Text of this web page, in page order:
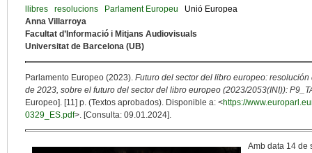
llibres resolucions Parlament Europeu
Unió Europea
Anna Villarroya
Facultat d’Informació i Mitjans Audiovisuals
Universitat de Barcelona (UB)
Parlamento Europeo (2023). Futuro del sector del libro europeo:
de 2023, sobre el futuro del sector del libro europeo (2023/2053(INI)):
Europeo]. [11] p. (Textos aprobados). Disponible a: <https://
0329_ES.pdf>. [Consulta: 09.01.2024].
Amb data 14 de